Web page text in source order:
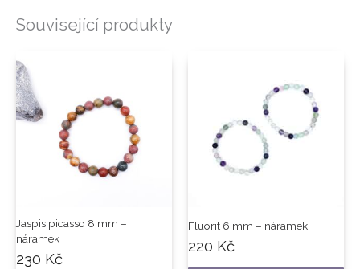
Související produkty
Jaspis picasso 8 mm –
náramek
230 Kč
Fluorit 6 mm – náramek
220 Kč